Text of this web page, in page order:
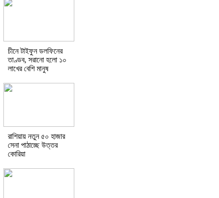
চীনে টাইফুন ডলফিনের
তাণ্ডব, সরানো হলো ১০
লাখের বেশি মানুষ
রাশিয়ায় নতুন ৫০ হাজার
সেনা পাঠাচ্ছে উত্তর
কোরিয়া